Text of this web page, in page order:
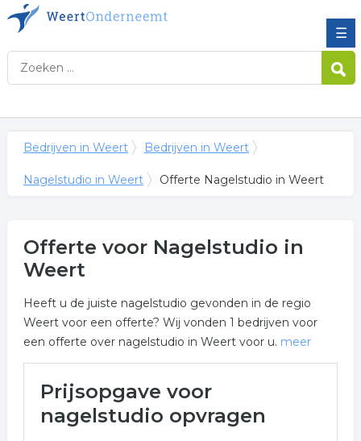
☰
Bedrijven in Weert Bedrijven in Weert
Nagelstudio in Weert Offerte Nagelstudio in Weert
Offerte voor Nagelstudio in
Weert
Heeft u de juiste nagelstudio gevonden in de regio
Weert voor een offerte? Wij vonden 1 bedrijven voor
een offerte over nagelstudio in Weert voor u. meer
Weert
Prijsopgave voor
nagelstudio opvragen